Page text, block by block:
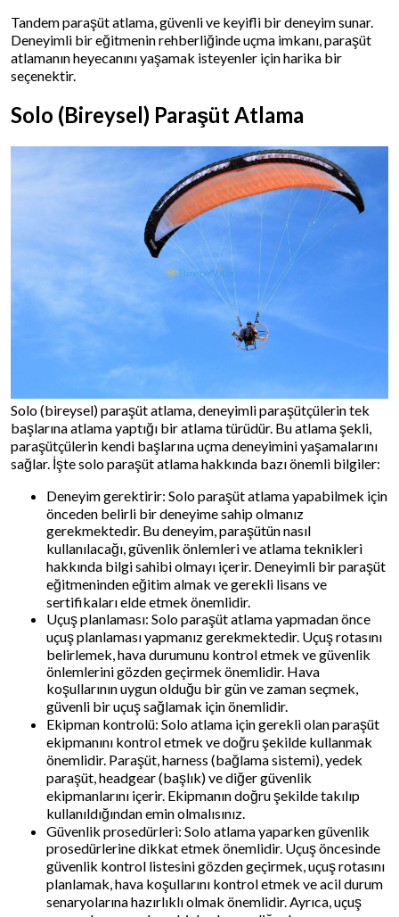
Tandem paraşüt atlama, güvenli ve keyifli bir deneyim sunar.
Deneyimli bir eğitmenin rehberliğinde uçma imkanı, paraşüt
atlamanın heyecanını yaşamak isteyenler için harika bir
seçenektir.
Solo (Bireysel) Paraşüt Atlama
Solo (bireysel) paraşüt atlama, deneyimli paraşütçülerin tek
başlarına atlama yaptığı bir atlama türüdür. Bu atlama şekli,
paraşütçülerin kendi başlarına uçma deneyimini yaşamalarını
sağlar. İşte solo paraşüt atlama hakkında bazı önemli bilgiler:
Deneyim gerektirir: Solo paraşüt atlama yapabilmek için
önceden belirli bir deneyime sahip olmanız
gerekmektedir. Bu deneyim, paraşütün nasıl
kullanılacağı, güvenlik önlemleri ve atlama teknikleri
hakkında bilgi sahibi olmayı içerir. Deneyimli bir paraşüt
eğitmeninden eğitim almak ve gerekli lisans ve
sertifikaları elde etmek önemlidir.
Uçuş planlaması: Solo paraşüt atlama yapmadan önce
uçuş planlaması yapmanız gerekmektedir. Uçuş rotasını
belirlemek, hava durumunu kontrol etmek ve güvenlik
önlemlerini gözden geçirmek önemlidir. Hava
koşullarının uygun olduğu bir gün ve zaman seçmek,
güvenli bir uçuş sağlamak için önemlidir.
Ekipman kontrolü: Solo atlama için gerekli olan paraşüt
ekipmanını kontrol etmek ve doğru şekilde kullanmak
önemlidir. Paraşüt, harness (bağlama sistemi), yedek
paraşüt, headgear (başlık) ve diğer güvenlik
ekipmanlarını içerir. Ekipmanın doğru şekilde takılıp
kullanıldığından emin olmalısınız.
Güvenlik prosedürleri: Solo atlama yaparken güvenlik
prosedürlerine dikkat etmek önemlidir. Uçuş öncesinde
güvenlik kontrol listesini gözden geçirmek, uçuş rotasını
planlamak, hava koşullarını kontrol etmek ve acil durum
senaryolarına hazırlıklı olmak önemlidir. Ayrıca, uçuş